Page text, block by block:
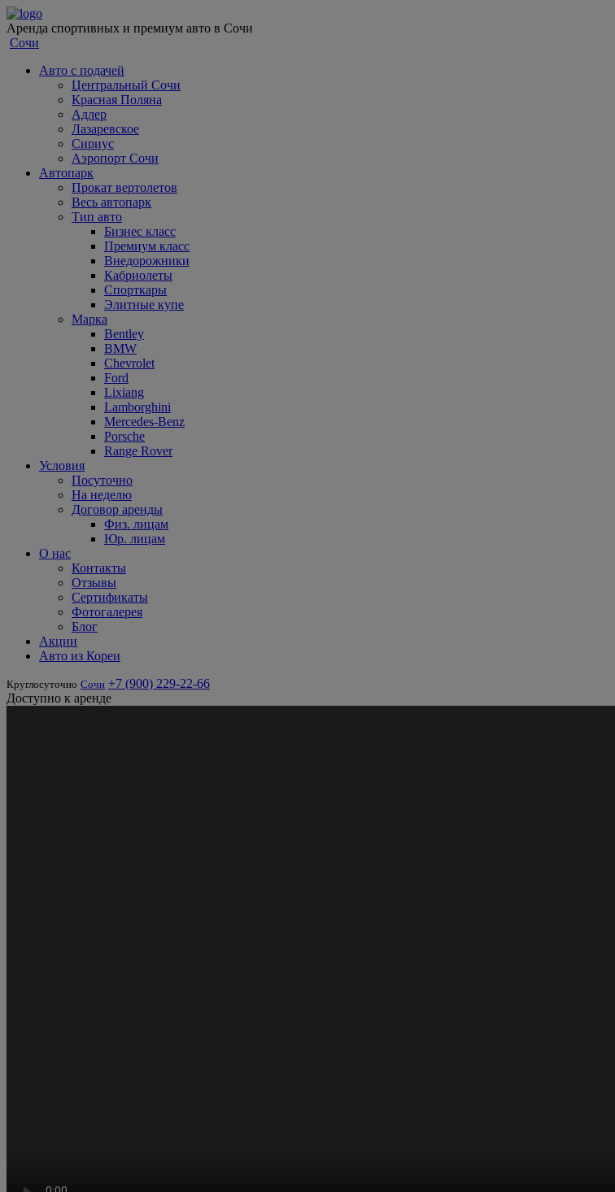
Аренда спортивных и премиум авто в Сочи
Сочи
Авто с подачей
Центральный Сочи
Красная Поляна
Адлер
Лазаревское
Сириус
Аэропорт Сочи
Автопарк
Прокат вертолетов
Весь автопарк
Тип авто
Бизнес класс
Премиум класс
Внедорожники
Кабриолеты
Спорткары
Элитные купе
Марка
Bentley
BMW
Chevrolet
Ford
Lixiang
Lamborghini
Mercedes-Benz
Porsche
Range Rover
Условия
Посуточно
На неделю
Договор аренды
Физ. лицам
Юр. лицам
О нас
Контакты
Отзывы
Сертификаты
Фотогалерея
Блог
Акции
Авто из Кореи
Круглосуточно Сочи +7 (900) 229-22-66
Доступно к аренде